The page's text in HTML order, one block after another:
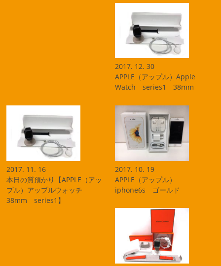
2017. 12. 30
APPLE（アップル）Apple
Watch series1 38mm
2017. 11. 16
本日の質預かり【APPLE（アッ
プル）アップルウォッチ
38mm series1】
2017. 10. 19
APPLE（アップル）
iphone6s ゴールド